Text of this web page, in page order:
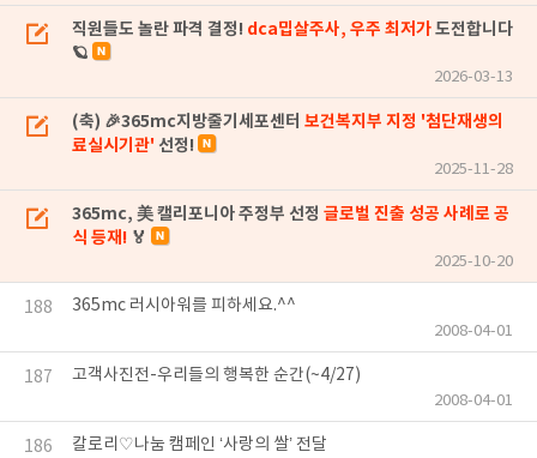
직원들도 놀란 파격 결정! dca밉살주사, 우주 최저가도전합니다
🪐
2026-03-13
(축) 🎉365mc지방줄기세포센터 보건복지부 지정 '첨단재생의
료실시기관' 선정!
2025-11-28
365mc, 美 캘리포니아 주정부 선정 글로벌 진출 성공 사례로 공
식 등재! 🏅
2025-10-20
188 365mc 러시아워를 피하세요.^^
2008-04-01
187 고객사진전-우리들의 행복한 순간(~4/27)
2008-04-01
186 칼로리♡나눔 캠페인 ‘사랑의 쌀’ 전달